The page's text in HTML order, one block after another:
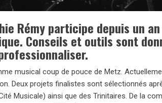
Rémy participe depuis un
Conseils et outils sont
musical coup de pouce de Metz.
Deux projets finalistes sont sélectionnés
Musicale) ainsi que des Trinitaires. De la